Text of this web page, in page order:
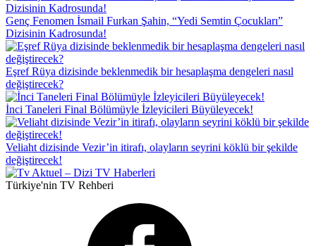
Genç Fenomen İsmail Furkan Şahin, “Yedi Semtin Çocukları”
Dizisinin Kadrosunda!
Eşref Rüya dizisinde beklenmedik bir hesaplaşma dengeleri nasıl
değiştirecek?
İnci Taneleri Final Bölümüyle İzleyicileri Büyüleyecek!
Veliaht dizisinde Vezir’in itirafı, olayların seyrini köklü bir şekilde
değiştirecek!
Türkiye'nin TV Rehberi